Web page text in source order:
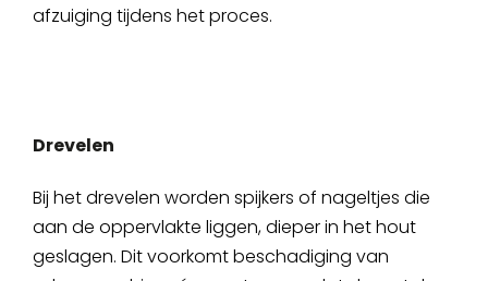
afzuiging tijdens het proces.
Drevelen
Bij het drevelen worden spijkers of nageltjes die
aan de oppervlakte liggen, dieper in het hout
geslagen. Dit voorkomt beschadiging van